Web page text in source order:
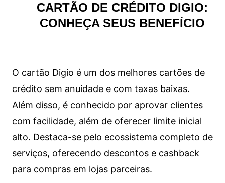
CARTÃO DE CRÉDITO DIGIO:
CONHEÇA SEUS BENEFÍCIO
O cartão Digio é um dos melhores cartões de
crédito sem anuidade e com taxas baixas.
Além disso, é conhecido por aprovar clientes
com facilidade, além de oferecer limite inicial
alto. Destaca-se pelo ecossistema completo de
serviços, oferecendo descontos e cashback
para compras em lojas parceiras.